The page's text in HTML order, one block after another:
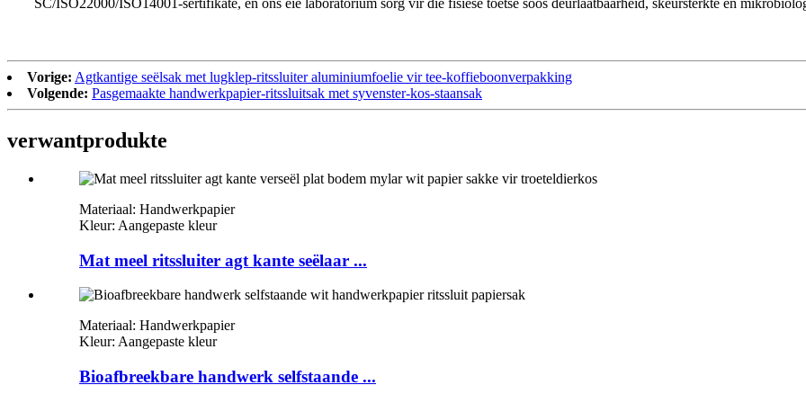
SC/ISO22000/ISO14001-sertifikate, en ons eie laboratorium sorg vir die fisiese toetse soos deurlaatbaarheid, skeursterkte en
Vorige: Agtkantige seëlsak met lugklep-ritssluiter aluminiumfoelie vir tee-koffieboonverpakking
Volgende: Pasgemaakte handwerkpapier-ritssluitsak met syvenster-kos-staansak
verwantprodukte
Materiaal: Handwerkpapier
Kleur: Aangepaste kleur
Mat meel ritssluiter agt kante seëlaar ...
Materiaal: Handwerkpapier
Kleur: Aangepaste kleur
Bioafbreekbare handwerk selfstaande ...